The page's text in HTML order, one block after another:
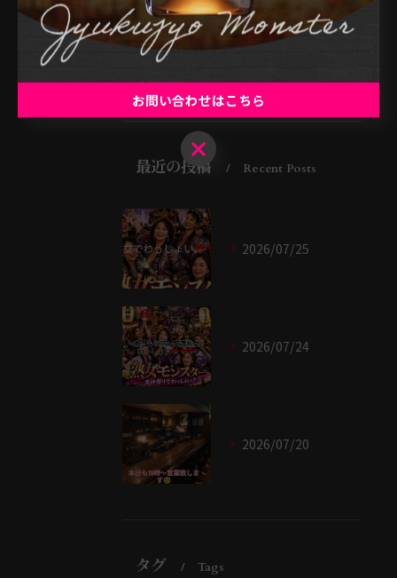
南森町のバー
扇町のバー
大阪市のバー
最近の投稿 Recent Posts
2026/07/25
2026/07/24
2026/07/20
タグ Tags
お問い合わせはこちら
お問い合わせはこちら